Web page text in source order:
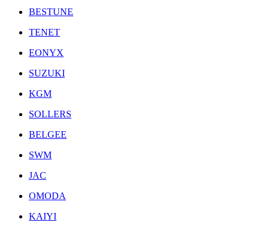
BESTUNE
TENET
EONYX
SUZUKI
KGM
SOLLERS
BELGEE
SWM
JAC
OMODA
KAIYI